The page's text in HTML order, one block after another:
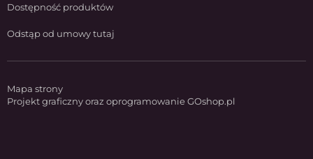
Dostępność produktów
Odstąp od umowy tutaj
Mapa strony
Projekt graficzny oraz oprogramowanie GOshop.pl